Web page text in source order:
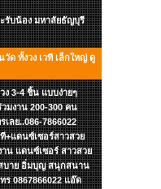
รับน้อง มหาลัยธัญบุรี
ด ทั้งวง เวที เล็กใหญ่ ดู
3-4 ชิ้น แบบง่ายๆ
มงาน 200-300 คน
ลย..086-7866022
+แดนซ์เซอร์สาวสวย
น แดนซ์เซอร์ สาวสวย
บาย อิ่มบุญ สนุกสนาน
ร 0867866022 แอ๊ด